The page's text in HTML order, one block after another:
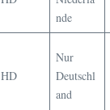
nde
HD
Nur
Deutschl
and